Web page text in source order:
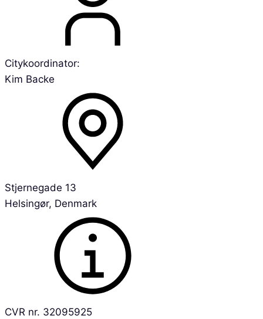
Citykoordinator:
Kim Backe
Stjernegade 13
Helsingør, Denmark
CVR nr. 32095925